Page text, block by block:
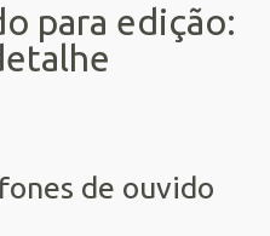
para edição:
de ouvido